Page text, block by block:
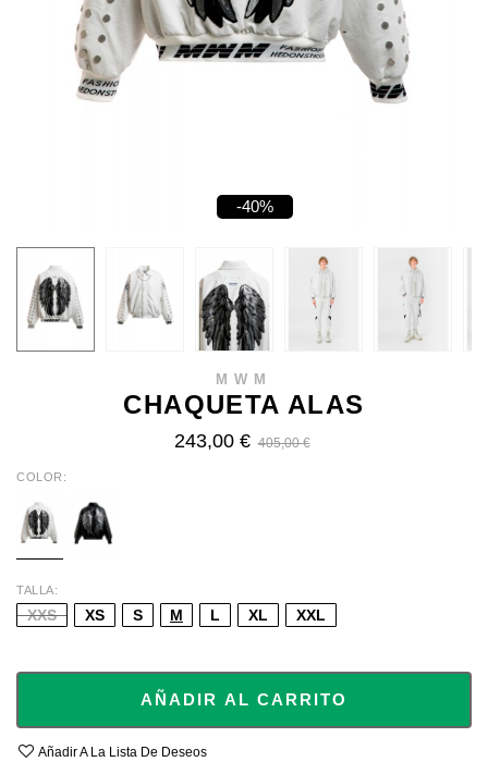
-40%
MWM
CHAQUETA ALAS
243,00 € 405,00 €
COLOR
TALLA
XXS XS S M L XL XXL
AÑADIR AL CARRITO
Añadir A La Lista De Deseos